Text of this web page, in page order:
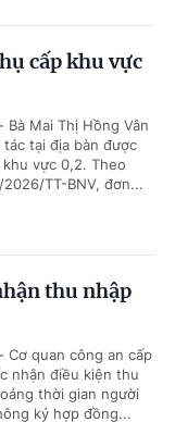
cấp khu vực
Bà Mai Thị Hồng Vân
tại địa bàn được
vực 0,2. Theo
TT-BNV, đơn...
thu nhập
Cơ quan công an cấp
nhận điều kiện thu
thời gian người
ký hợp đồng...